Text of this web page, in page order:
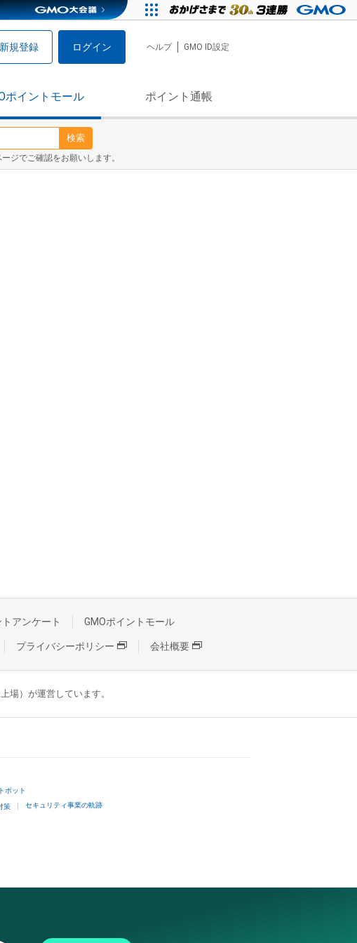
新規登録 ログイン ヘルプ GMO ID設定
ポイントモール ポイント通帳
検索
ジでご確認をお願いします。
アンケート GMOポイントモール
プライバシーポリシー 会社概要
場）が運営しています。
ボット
策 セキュリティ事業の軌跡